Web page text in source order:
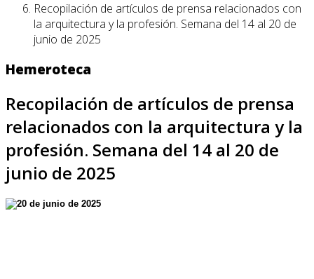
Recopilación de artículos de prensa relacionados con
la arquitectura y la profesión. Semana del 14 al 20 de
junio de 2025
Hemeroteca
Recopilación de artículos de prensa
relacionados con la arquitectura y la
profesión. Semana del 14 al 20 de
junio de 2025